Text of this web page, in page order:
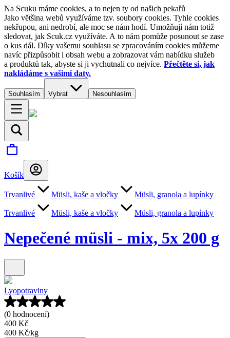
Na Scuku máme cookies, a to nejen ty od našich pekařů
Jako většina webů využíváme tzv. soubory cookies. Tyhle cookies
nekřupou, ani nedrobí, ale moc se nám hodí. Umožňují nám totiž
sledovat, jak Scuk.cz využíváte. A to nám pomůže posunout se zase
o kus dál. Díky vašemu souhlasu se zpracováním cookies můžeme
navíc přizpůsobit i obsah webu a zobrazovat vám nabídku služeb
a produktů tak, abyste si ji vychutnali co nejvíce. Přečtěte si, jak
nakládáme s vašimi daty.
Souhlasím Vybrat Nesouhlasím
Košík
Trvanlivé Müsli, kaše a vločky Müsli, granola a lupínky
Trvanlivé Müsli, kaše a vločky Müsli, granola a lupínky
Nepečené müsli - mix, 5x 200 g
Lyopotraviny
(0 hodnocení)
400 Kč
400 Kč/kg